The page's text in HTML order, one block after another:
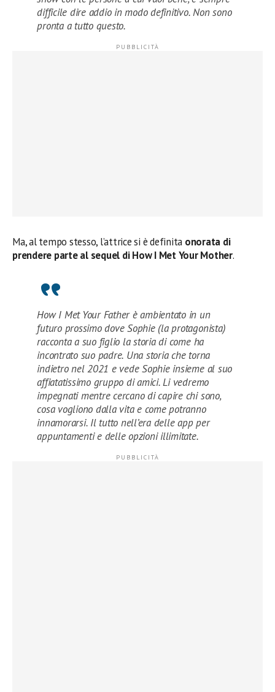
difficile dire addio in modo definitivo. Non sono
pronta a tutto questo.
Ma, al tempo stesso, l’attrice si è definita onorata di
prendere parte al sequel di How I Met Your Mother.
How I Met Your Father è ambientato in un
futuro prossimo dove Sophie (la protagonista)
racconta a suo figlio la storia di come ha
incontrato suo padre. Una storia che torna
indietro nel 2021 e vede Sophie insieme al suo
affiatatissimo gruppo di amici. Li vedremo
impegnati mentre cercano di capire chi sono,
cosa vogliono dalla vita e come potranno
innamorarsi. Il tutto nell’era delle app per
appuntamenti e delle opzioni illimitate.